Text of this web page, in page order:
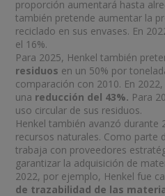
proporción aumentará hasta
también pretende aumentar la
reciclado en sus envases. En
el 16%.
Para 2025, Henkel también
residuos en un 50% por
comparación con 2010. En
una reducción del 43%. Para
uso circular de sus residuos.
Henkel también avanzó durante
recursos naturales. Como parte
trabaja con proveedores
garantizar la adquisición de
2022, por ejemplo, Henkel fue
de trazabilidad de las